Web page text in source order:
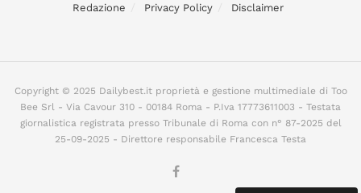
Redazione Privacy Policy Disclaimer
Copyright © 2025 Dailybest.it proprietà e gestione multimediale di Too
Bee Srl - Via Cavour 310 - 00184 Roma - P.Iva 17773611003 - Testata
giornalistica registrata presso Tribunale di Roma con n° 87-2025 del
25-09-2025 - Direttore responsabile Francesca Testa